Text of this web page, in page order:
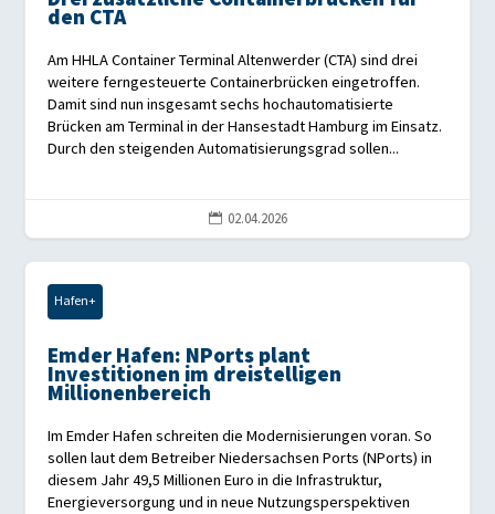
den CTA
Am HHLA Container Terminal Altenwerder (CTA) sind drei
weitere ferngesteuerte Containerbrücken eingetroffen.
Damit sind nun insgesamt sechs hochautomatisierte
Brücken am Terminal in der Hansestadt Hamburg im Einsatz.
Durch den steigenden Automatisierungsgrad sollen...
 02.04.2026
Hafen+
Emder Hafen: NPorts plant
Investitionen im dreistelligen
Millionenbereich
Im Emder Hafen schreiten die Modernisierungen voran. So
sollen laut dem Betreiber Niedersachsen Ports (NPorts) in
diesem Jahr 49,5 Millionen Euro in die Infrastruktur,
Energieversorgung und in neue Nutzungsperspektiven